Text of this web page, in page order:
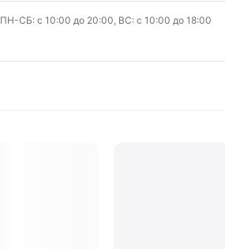
ПН-СБ: с 10:00 до 20:00, ВС: с 10:00 до 18:00